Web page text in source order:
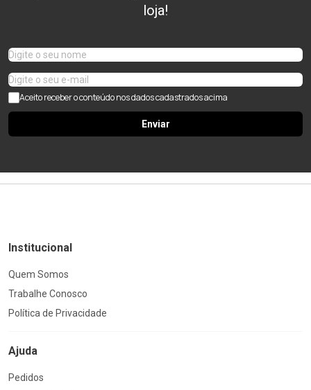
loja!
Aceito receber o conteúdo nos dados cadastrados acima
Enviar
Institucional
Quem Somos
Trabalhe Conosco
Política de Privacidade
Ajuda
Pedidos